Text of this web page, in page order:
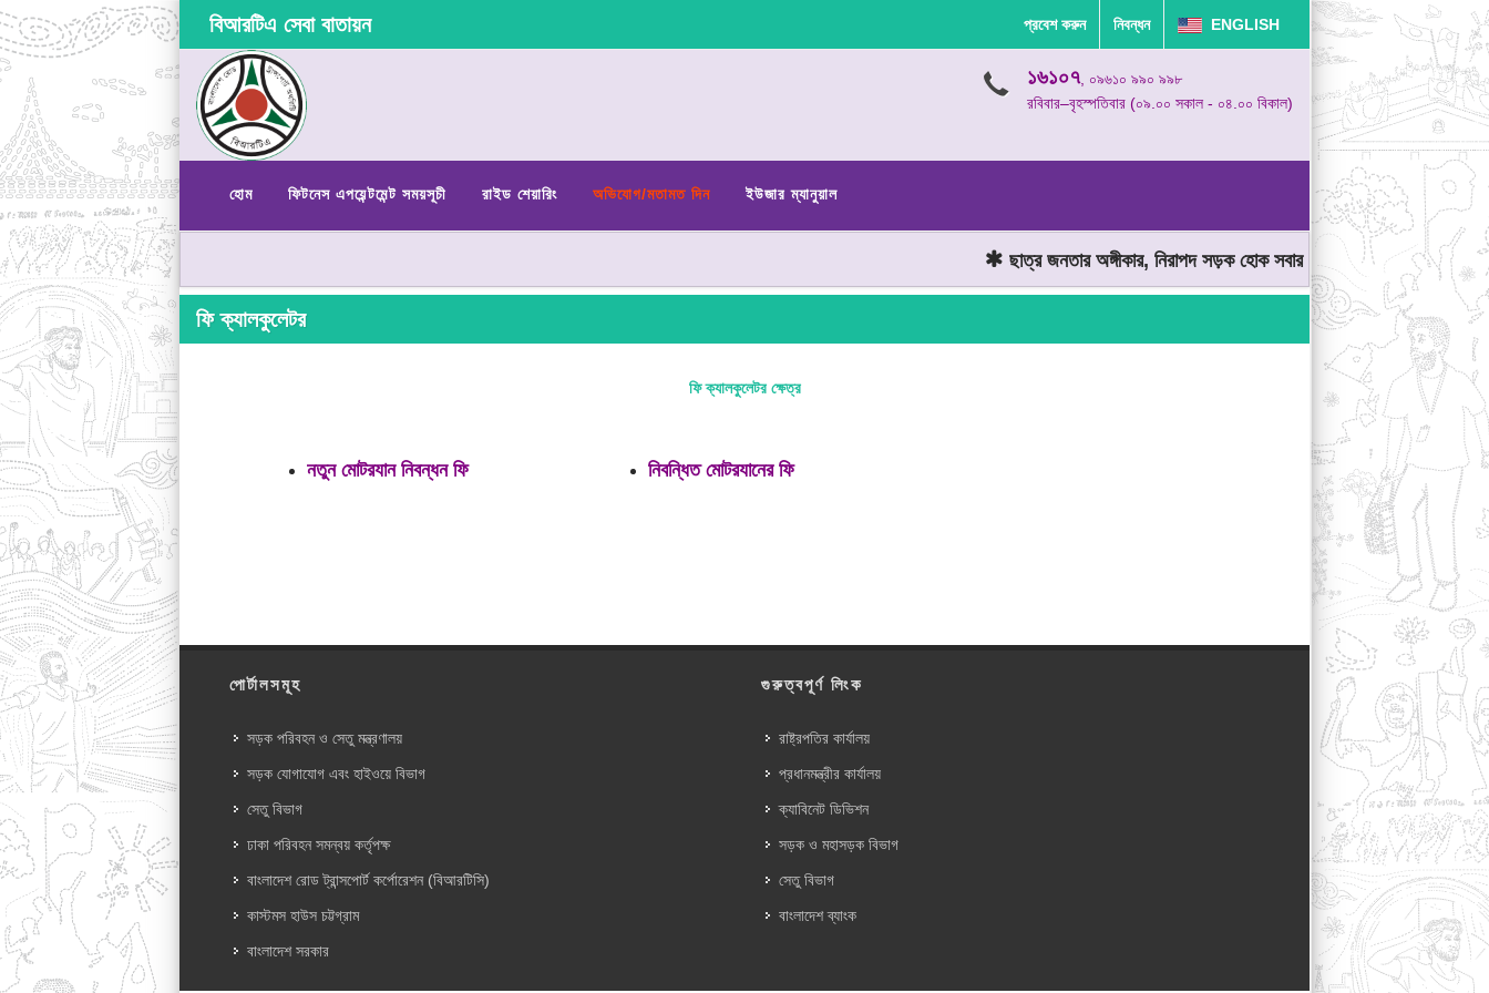
বিআরটিএ সেবা বাতায়ন প্রবেশ করুন নিবন্ধন ENGLISH
১৬১০৭, ০৯৬১০ ৯৯০ ৯৯৮
রবিবার–বৃহস্পতিবার (০৯.০০ সকাল - ০৪.০০ বিকাল)
হোম ফিটনেস এপয়েন্টমেন্ট সময়সূচী রাইড শেয়ারিং অভিযোগ/মতামত দিন ইউজার ম্যানুয়াল
ছাত্র জনতার অঙ্গীকার, নিরাপদ সড়ক হোক সবার মোটরযান চালানোর সময়
ফি ক্যালকুলেটর
ফি ক্যালকুলেটর ক্ষেত্র
নতুন মোটরযান নিবন্ধন ফি নিবন্ধিত মোটরযানের ফি
পোর্টালসমূহ
সড়ক পরিবহন ও সেতু মন্ত্রণালয়
সড়ক যোগাযোগ এবং হাইওয়ে বিভাগ
সেতু বিভাগ
ঢাকা পরিবহন সমন্বয় কর্তৃপক্ষ
বাংলাদেশ রোড ট্রান্সপোর্ট কর্পোরেশন (বিআরটিসি)
কাস্টমস হাউস চট্টগ্রাম
বাংলাদেশ সরকার
গুরুত্বপূর্ণ লিংক
রাষ্ট্রপতির কার্যালয়
প্রধানমন্ত্রীর কার্যালয়
ক্যাবিনেট ডিভিশন
সড়ক ও মহাসড়ক বিভাগ
সেতু বিভাগ
বাংলাদেশ ব্যাংক